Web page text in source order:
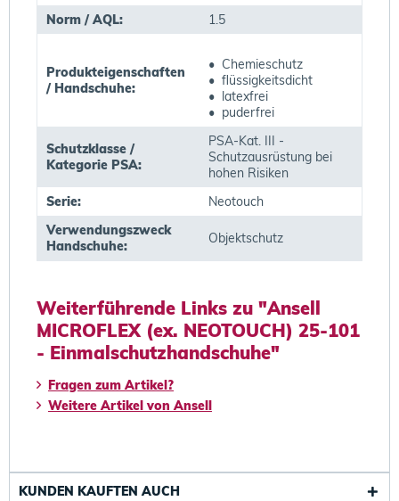
Norm / AQL:
1.5
Produkteigenschaften
/ Handschuhe:
• Chemieschutz
• flüssigkeitsdicht
• latexfrei
• puderfrei
Schutzklasse /
Kategorie PSA:
PSA-Kat. III -
Schutzausrüstung bei
hohen Risiken
Serie:
Neotouch
Verwendungszweck
Handschuhe:
Objektschutz
Weiterführende Links zu "Ansell
MICROFLEX (ex. NEOTOUCH) 25-101
- Einmalschutzhandschuhe"
Fragen zum Artikel?
Weitere Artikel von Ansell
KUNDEN KAUFTEN AUCH